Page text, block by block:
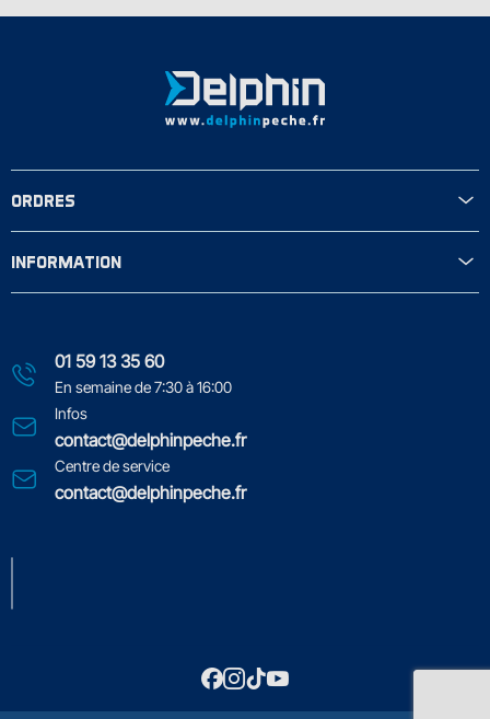
01 59 13 35 60
En semaine de 7:30 à 16:00
Infos
contact@delphinpeche.fr
Centre de service
contact@delphinpeche.fr
ORDRES
INFORMATION